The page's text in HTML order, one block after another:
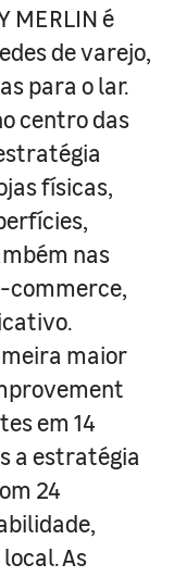
MERLIN é
de varejo,
para o lar.
centro das
físicas,
nas
commerce,
maior
em 14
a estratégia
24
As